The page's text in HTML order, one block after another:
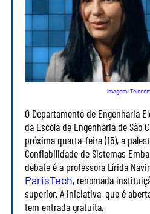
Imagem:
O Departamento de Engenharia
da Escola de Engenharia de São
próxima quarta-feira (15), a
Confiabilidade de Sistemas
debate é a professora Lírida
ParisTech, renomada
superior. A iniciativa, que é
tem entrada gratuita.